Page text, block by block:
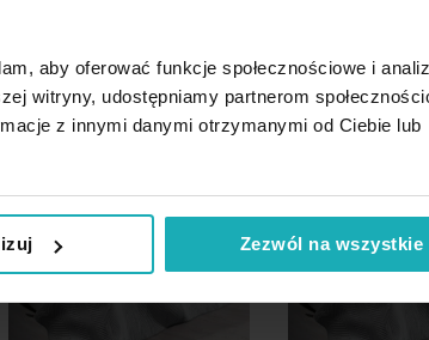
aby oferować funkcje społecznościowe i
witryny, udostępniamy partnerom
z innymi danymi otrzymanymi od Ciebie lub
Zezwól na wszystkie